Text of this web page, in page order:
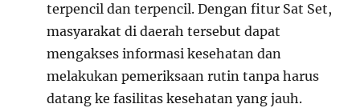
terpencil dan terpencil. Dengan fitur Sat Set,
masyarakat di daerah tersebut dapat
mengakses informasi kesehatan dan
melakukan pemeriksaan rutin tanpa harus
datang ke fasilitas kesehatan yang jauh.